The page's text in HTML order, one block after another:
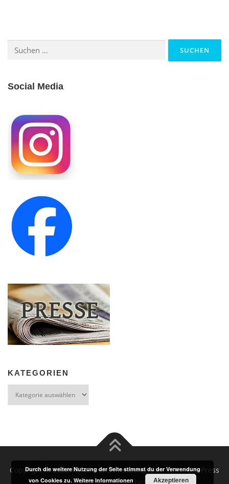
nach:
Social Media
KATEGORIEN
Copyright © 2026 Kultur- und Kreativrat Gaarden–OnePress
Theme von FameThemes
Durch die weitere Nutzung der Seite stimmst du der Verwendung
von Cookies zu.Weitere Informationen Akzeptieren